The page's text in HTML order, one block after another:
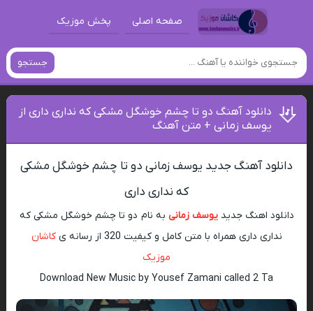
صفحه اصلی پخش موزیک
جستجو
دانلود آهنگ دو تا چشم خوشگل مشکی که نداری داری از
یوسف زمانی + متن آهنگ
دانلود آهنگ جدید یوسف زمانی دو تا چشم خوشگل مشکی
که نداری داری
دانلود اهنگ جدیدیوسف زمانی به نام دو تا چشم خوشگل مشکی که
نداری داری همراه با متن کامل و کیفیت 320 از رسانه ی
کاشان
موزیک
Download New Music by Yousef Zamani called 2 Ta